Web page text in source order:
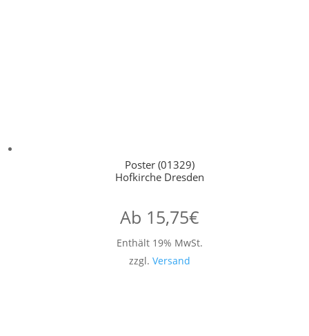
Poster (01329)
Hofkirche Dresden
Ab 15,75€
Enthält 19% MwSt.
zzgl. Versand